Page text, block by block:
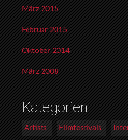
März 2015
Februar 2015
Oktober 2014
März 2008
Kategorien
Artists Filmfestivals